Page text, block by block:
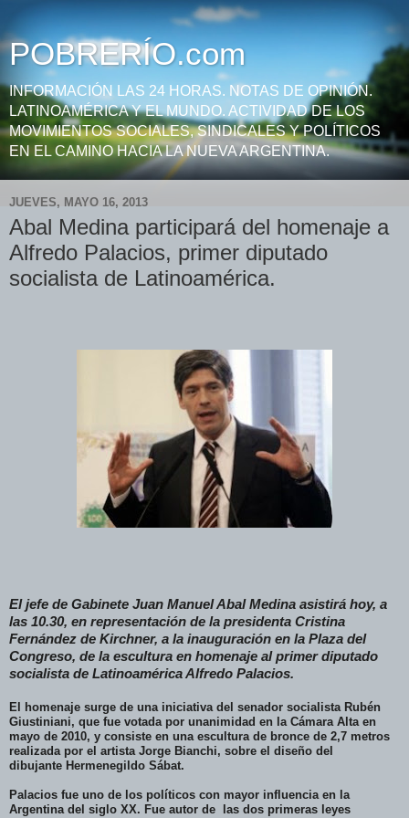
POBRERÍO.com
INFORMACIÓN LAS 24 HORAS. NOTAS DE OPINIÓN.
LATINOAMÉRICA Y EL MUNDO. ACTIVIDAD DE LOS
MOVIMIENTOS SOCIALES, SINDICALES Y POLÍTICOS
EN EL CAMINO HACIA LA NUEVA ARGENTINA.
JUEVES, MAYO 16, 2013
Abal Medina participará del homenaje a
Alfredo Palacios, primer diputado
socialista de Latinoamérica.
El jefe de Gabinete Juan Manuel Abal Medina asistirá hoy, a
las 10.30, en representación de la presidenta Cristina
Fernández de Kirchner, a la inauguración en la Plaza del
Congreso, de la escultura en homenaje al primer diputado
socialista de Latinoamérica Alfredo Palacios.
El homenaje surge de una iniciativa del senador socialista Rubén
Giustiniani, que fue votada por unanimidad en la Cámara Alta en
mayo de 2010, y consiste en una escultura de bronce de 2,7 metros
realizada por el artista Jorge Bianchi, sobre el diseño del
dibujante Hermenegildo Sábat.
Palacios fue uno de los políticos con mayor influencia en la
Argentina del siglo XX. Fue autor de las dos primeras leyes